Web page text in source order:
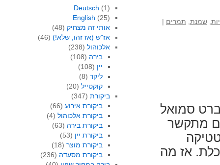
שמנת תמרים |
סמואל
מתקשר
אז מה
Deutsch (1)
English (25)
אותי זה מצחיק(48)
אז"ש (אז זהו, שלא!)(46)
אלכוהול(238)
בירה (108)
יין (108)
ליקר (8)
קוקטייל (20)
ביקורת(347)
ביקורת אירוע (66)
ביקורת אלכוהול (4)
ביקורת בירה (63)
ביקורת יין (53)
ביקורת מוצר (18)
ביקורת מסעדה (236)